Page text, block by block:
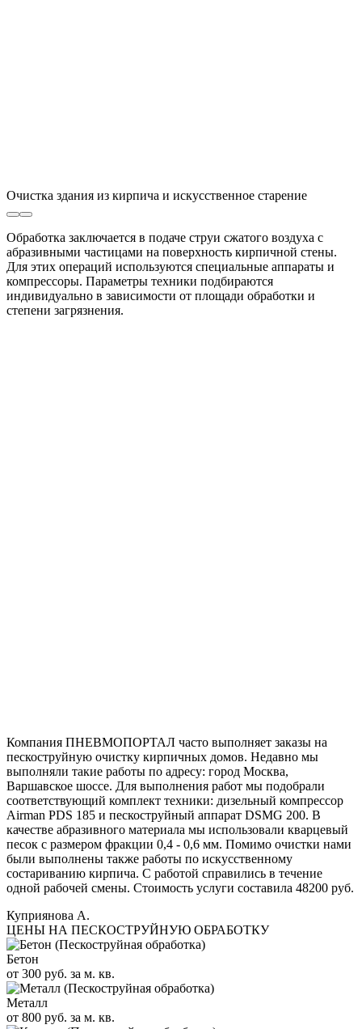
Очистка здания из кирпича и искусственное старение
Обработка заключается в подаче струи сжатого воздуха с
абразивными частицами на поверхность кирпичной стены.
Для этих операций используются специальные аппараты и
компрессоры. Параметры техники подбираются
индивидуально в зависимости от площади обработки и
степени загрязнения.
Компания ПНЕВМОПОРТАЛ часто выполняет заказы на
пескоструйную очистку кирпичных домов. Недавно мы
выполняли такие работы по адресу: город Москва,
Варшавское шоссе. Для выполнения работ мы подобрали
соответствующий комплект техники: дизельный компрессор
Airman PDS 185 и пескоструйный аппарат DSMG 200. В
качестве абразивного материала мы использовали кварцевый
песок с размером фракции 0,4 - 0,6 мм. Помимо очистки нами
были выполнены также работы по искусственному
состариванию кирпича. С работой справились в течение
одной рабочей смены. Стоимость услуги составила 48200 руб.
Куприянова А.
ЦЕНЫ НА ПЕСКОСТРУЙНУЮ ОБРАБОТКУ
Бетон
от 300 руб. за м. кв.
Металл
от 800 руб. за м. кв.